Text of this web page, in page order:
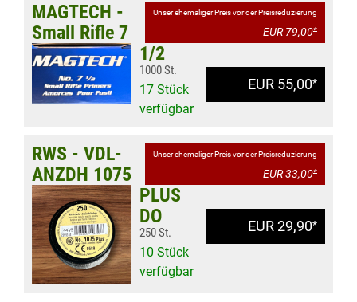
Unser ehemaliger Preis vor der Preisreduzierung
EUR 79,00*
EUR 55,00*
MAGTECH -
Small Rifle 7
1/2
1000 St.
17 Stück
verfügbar
Unser ehemaliger Preis vor der Preisreduzierung
EUR 33,00*
EUR 29,90*
RWS - VDL-
ANZDH 1075
PLUS
DO
250 St.
10 Stück
verfügbar